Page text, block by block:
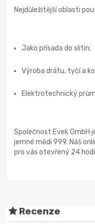
Nejdůležitější oblasti
Jako přísada do slitin;
Výroba drátu, tyčí a
Elektrotechnický
Společnost Evek GmbH
jemné mědi 999. Náš
pro vás otevřený 24
Recenze